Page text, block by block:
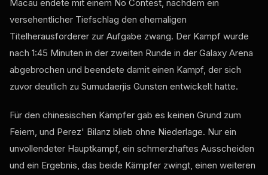
Macau endete mit einem No Contest, nachdem ein
versehentlicher Tiefschlag den ehemaligen
Titelherausforderer zur Aufgabe zwang. Der Kampf wurde
nach 1:45 Minuten in der zweiten Runde in der Galaxy Arena
abgebrochen und beendete damit einen Kampf, der sich
zuvor deutlich zu Sumudaerjis Gunsten entwickelt hatte.
Für den chinesischen Kämpfer gab es keinen Grund zum
Feiern, und Perez' Bilanz blieb ohne Niederlage. Nur ein
unvollendeter Hauptkampf, ein schmerzhaftes Ausscheiden
und ein Ergebnis, das beide Kämpfer zwingt, einen weiteren